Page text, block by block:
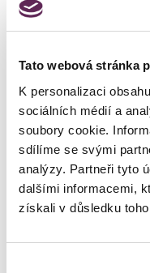
Tato webová stránka
K personalizaci
sociálních médií a
soubory cookie.
sdílíme se svými
analýzy. Partneři tyto
dalšími informacemi,
získali v důsledku
Geschlecht
Fotos